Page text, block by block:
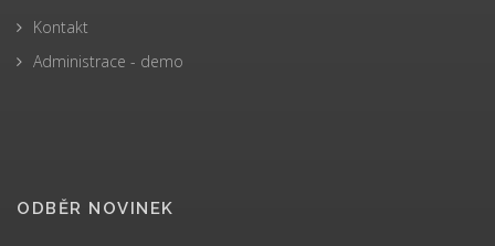
Kontakt
Administrace - demo
ODBĚR NOVINEK